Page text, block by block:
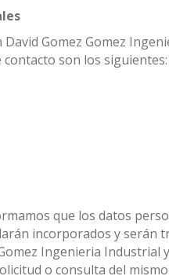
Gomez Gomez
contacto son los siguientes:
que los datos
incorporados y serán
Ingenieria
o consulta del